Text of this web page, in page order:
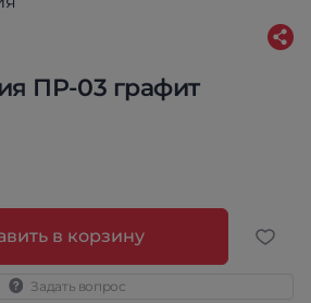
ПР-03 графит
в корзину
Задать вопрос